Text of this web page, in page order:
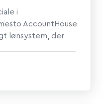
i
AccountHouse
lønsystem, der